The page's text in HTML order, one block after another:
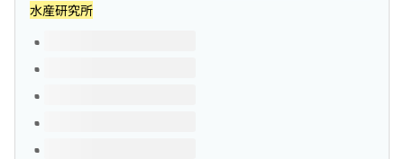
水産研究所
このタイトルの巻号